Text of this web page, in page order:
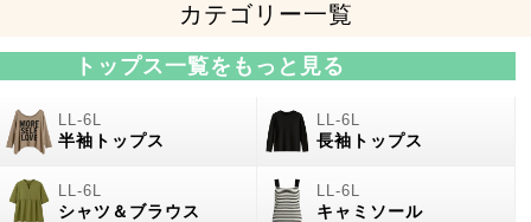
カテゴリー一覧
トップス一覧をもっと見る
半袖トップス 長袖トップス
シャツ＆ブラウス キャミソール